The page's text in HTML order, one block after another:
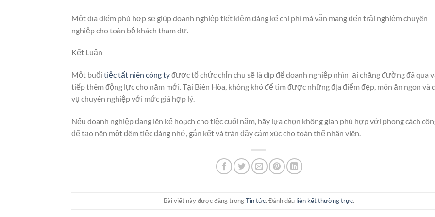
Một địa điểm phù hợp sẽ giúp doanh nghiệp tiết kiệm đáng kể chi phí mà vẫn mang đến trải nghiệm chuyên
nghiệp cho toàn bộ khách tham dự.
Kết Luận
Một buổi tiệc tất niên công tyđược tổ chức chỉn chu sẽ là dịp để doanh nghiệp nhìn lại chặng đường đã qua
tiếp thêm động lực cho năm mới. Tại Biên Hòa, không khó để tìm được những địa điểm đẹp, món ăn ngon và
vụ chuyên nghiệp với mức giá hợp lý.
Nếu doanh nghiệp đang lên kế hoạch cho tiệc cuối năm, hãy lựa chọn không gian phù hợp với phong cách
để tạo nên một đêm tiệc đáng nhớ, gắn kết và tràn đầy cảm xúc cho toàn thể nhân viên.
Bài viết này được đăng trongTin tức. Đánh dấu liên kết thường trực.